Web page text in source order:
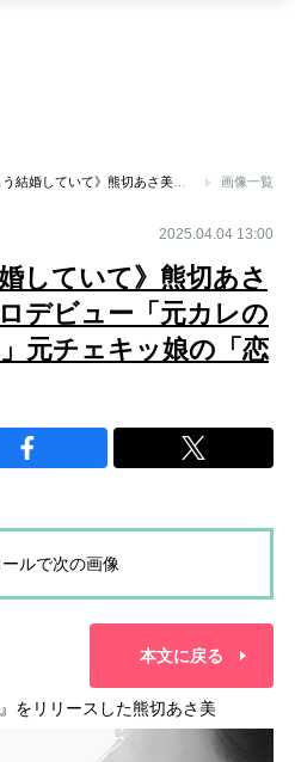
《その彼はもう結婚していて》熊切あさ美（44）が初のソロデビュー「元カレのことを歌いました」元チェキッ娘の「恋愛ソング」 画像一覧
2025.04.04 13:00
していて》熊切あさ
デビュー「元カレの
元チェキッ娘の「恋
ルで次の画像
本文に戻る
をリリースした熊切あさ美